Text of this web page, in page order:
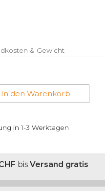
& Gewicht
in 1-3 Werktagen
In den Warenkorb
bis Versand gratis